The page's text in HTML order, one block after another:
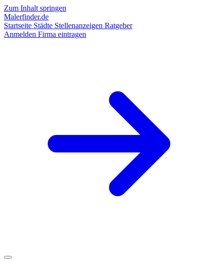
Zum Inhalt springen
Malerfinder.de
Startseite Städte Stellenanzeigen Ratgeber
Anmelden Firma eintragen